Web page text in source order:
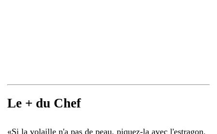
Le + du Chef
«Si la volaille n'a pas de peau, piquez-la avec l'estragon.